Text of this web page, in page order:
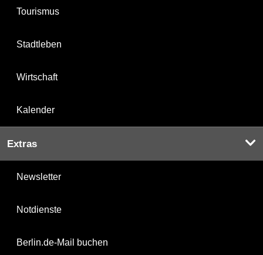
Tourismus
Stadtleben
Wirtschaft
Kalender
Extras
Newsletter
Notdienste
Berlin.de-Mail buchen